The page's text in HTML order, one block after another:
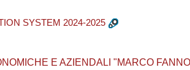
SYSTEM 2024-2025
E AZIENDALI "MARCO